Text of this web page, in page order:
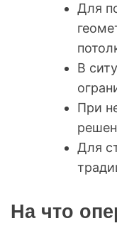
Для
В
При
Для
На что